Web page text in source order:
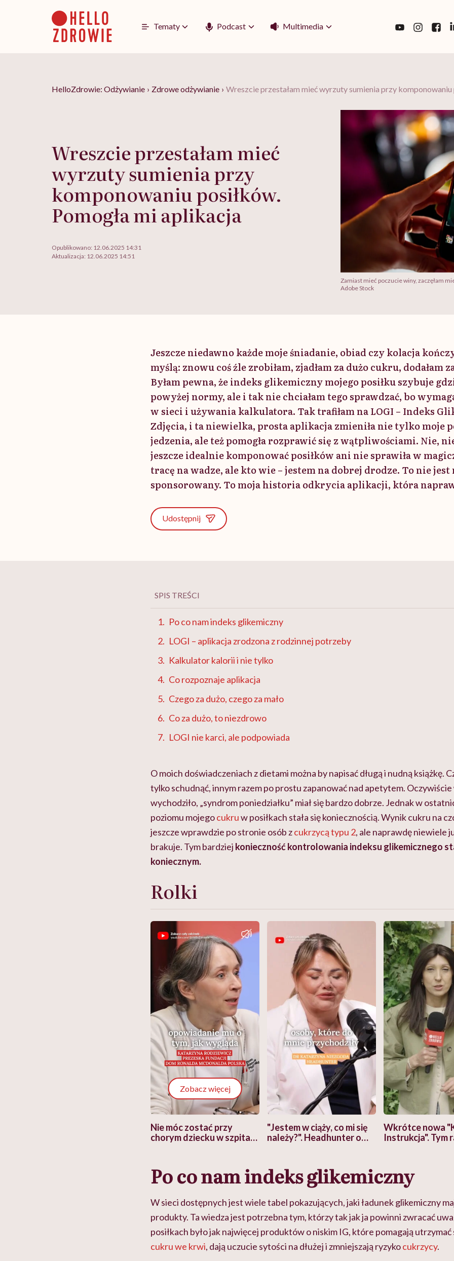
Tematy Podcast Multimedia
HelloZdrowie: Odżywianie › Zdrowe odżywianie › Wreszcie przestałam mieć wyrzuty sumienia przy
Wreszcie przestałam mieć
wyrzuty sumienia przy
komponowaniu posiłków.
Pomogła mi aplikacja
Opublikowano: 12.06.2025 14:31
Aktualizacja: 12.06.2025 14:51
Zamiast mieć poczucie winy, zaczęłam
Adobe Stock
Jeszcze niedawno każde moje śniadanie, obiad czy kolacja
myślą: znowu coś źle zrobiłam, zjadłam za dużo cukru, dodałam
Byłam pewna, że indeks glikemiczny mojego posiłku szybuje
powyżej normy, ale i tak nie chciałam tego sprawdzać, bo
w sieci i używania kalkulatora. Tak trafiłam na LOGI – Indeks
Zdjęcia, i ta niewielka, prosta aplikacja zmieniła nie tylko moje
jedzenia, ale też pomogła rozprawić się z wątpliwościami. Nie,
jeszcze idealnie komponować posiłków ani nie sprawiła w
tracę na wadze, ale kto wie – jestem na dobrej drodze. To nie jest
sponsorowany. To moja historia odkrycia aplikacji, która
Udostępnij
SPIS TREŚCI
Po co nam indeks glikemiczny
LOGI – aplikacja zrodzona z rodzinnej potrzeby
Kalkulator kalorii i nie tylko
Co rozpoznaje aplikacja
Czego za dużo, czego za mało
Co za dużo, to niezdrowo
LOGI nie karci, ale podpowiada
O moich doświadczeniach z dietami można by napisać długą i nudną książkę.
tylko schudnąć, innym razem po prostu zapanować nad apetytem. Oczywiście
wychodziło, „syndrom poniedziałku” miał się bardzo dobrze. Jednak w
poziomu mojegocukruw posiłkach stała się koniecznością. Wynik cukru na
jeszcze wprawdzie po stronie osób zcukrzycą typu 2, ale naprawdę niewiele
brakuje. Tym bardziej konieczność kontrolowania indeksu glikemicznego
koniecznym.
Rolki
Zobacz więcej
Nie móc zostać przy
chorym dziecku w szpitalu
głupota i brak wyobraźni"
"Jestem w ciąży, co mi się
należy?". Headhunter o
pracy
Wkrótce nowa
Instrukcja". Tym
Po co nam indeks glikemiczny
W sieci dostępnych jest wiele tabel pokazujących, jaki ładunek glikemiczny
produkty. Ta wiedza jest potrzebna tym, którzy tak jak ja powinni zwracać
posiłkach było jak najwięcej produktów o niskim IG, które pomagają
cukru we krwi, dają uczucie sytości na dłużej i zmniejszają ryzykocukrzycy.